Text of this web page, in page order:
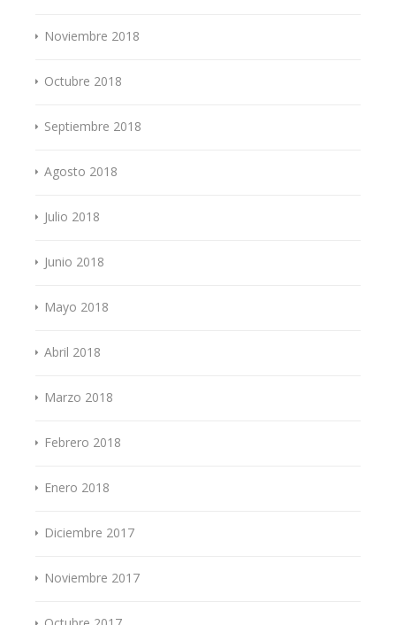
Noviembre 2018
Octubre 2018
Septiembre 2018
Agosto 2018
Julio 2018
Junio 2018
Mayo 2018
Abril 2018
Marzo 2018
Febrero 2018
Enero 2018
Diciembre 2017
Noviembre 2017